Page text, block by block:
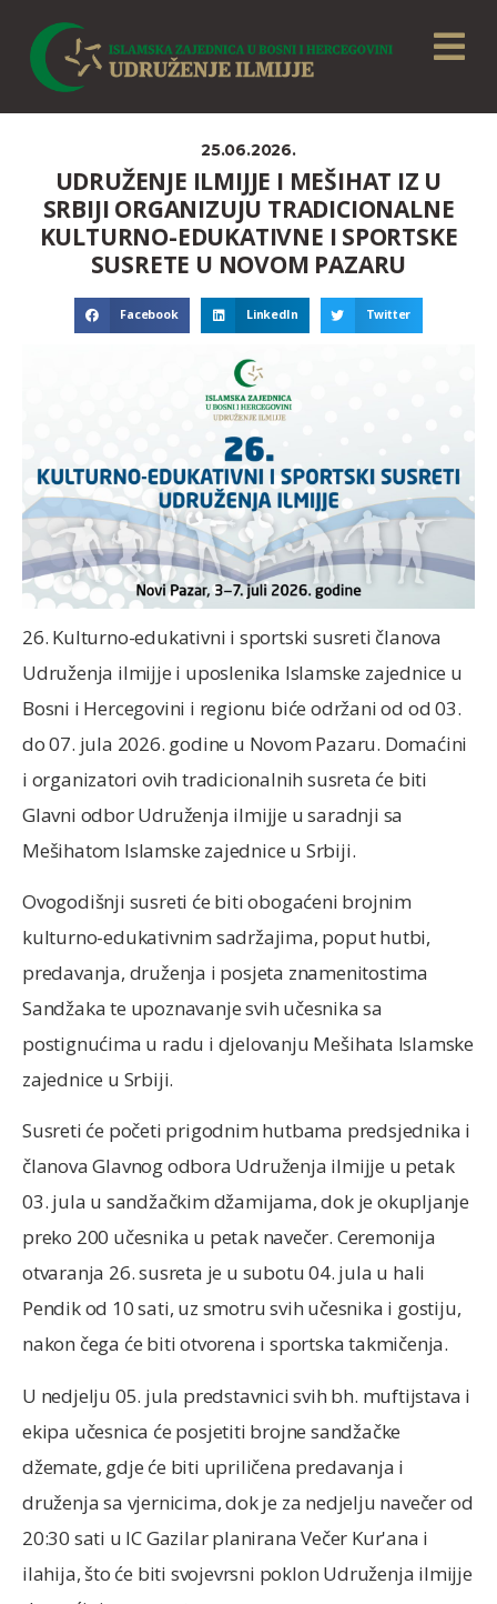
25.06.2026.
UDRUŽENJE ILMIJJE I MEŠIHAT IZ U
SRBIJI ORGANIZUJU TRADICIONALNE
KULTURNO-EDUKATIVNE I SPORTSKE
SUSRETE U NOVOM PAZARU
Facebook LinkedIn Twitter
26. Kulturno-edukativni i sportski susreti članova
Udruženja ilmijje i uposlenika Islamske zajednice u
Bosni i Hercegovini i regionu biće održani od od 03.
do 07. jula 2026. godine u Novom Pazaru. Domaćini
i organizatori ovih tradicionalnih susreta će biti
Glavni odbor Udruženja ilmijje u saradnji sa
Mešihatom Islamske zajednice u Srbiji.
Ovogodišnji susreti će biti obogaćeni brojnim
kulturno-edukativnim sadržajima, poput hutbi,
predavanja, druženja i posjeta znamenitostima
Sandžaka te upoznavanje svih učesnika sa
postignućima u radu i djelovanju Mešihata Islamske
zajednice u Srbiji.
Susreti će početi prigodnim hutbama predsjednika i
članova Glavnog odbora Udruženja ilmijje u petak
03. jula u sandžačkim džamijama, dok je okupljanje
preko 200 učesnika u petak navečer. Ceremonija
otvaranja 26. susreta je u subotu 04. jula u hali
Pendik od 10 sati, uz smotru svih učesnika i gostiju,
nakon čega će biti otvorena i sportska takmičenja.
U nedjelju 05. jula predstavnici svih bh. muftijstava i
ekipa učesnica će posjetiti brojne sandžačke
džemate, gdje će biti upriličena predavanja i
druženja sa vjernicima, dok je za nedjelju navečer od
20:30 sati u IC Gazilar planirana Večer Kur'ana i
ilahija, što će biti svojevrsni poklon Udruženja ilmijje